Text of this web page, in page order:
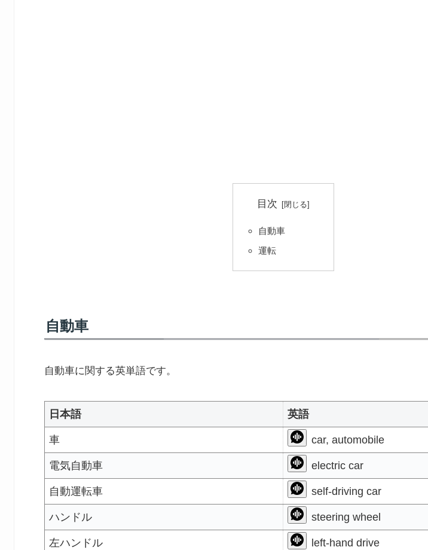
目次
自動車
運転
自動車
自動車に関する英単語です。
日本語 英語
車 car, automobile
電気自動車 electric car
自動運転車 self-driving car
ハンドル steering wheel
左ハンドル left-hand drive